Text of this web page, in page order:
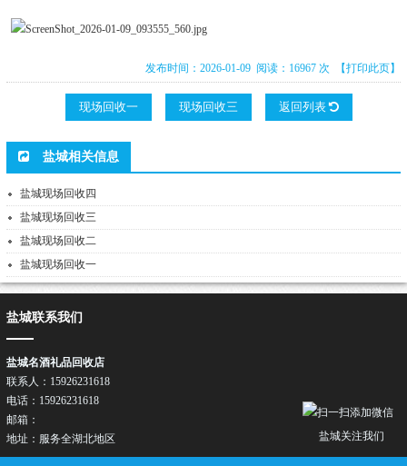
发布时间：2026-01-09 阅读：16967 次 【打印此页】
现场回收一 现场回收三 返回列表
盐城相关信息
盐城现场回收四
盐城现场回收三
盐城现场回收二
盐城现场回收一
盐城关注我们
盐城联系我们
盐城名酒礼品回收店
联系人：15926231618
电话：15926231618
邮箱：
地址：服务全湖北地区